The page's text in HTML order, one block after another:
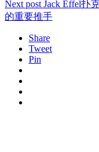
Next post Jack Effel扑
的重要推手
Share
Tweet
Pin